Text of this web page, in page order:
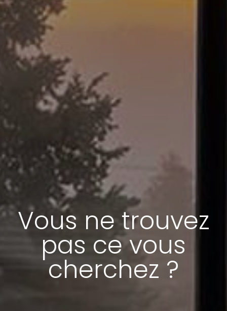
Vous ne trouvez
pas ce vous
cherchez ?